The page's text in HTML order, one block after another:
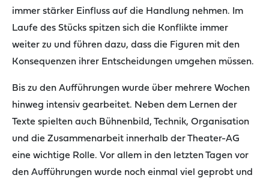
immer stärker Einfluss auf die Handlung nehmen. Im
Laufe des Stücks spitzen sich die Konflikte immer
weiter zu und führen dazu, dass die Figuren mit den
Konsequenzen ihrer Entscheidungen umgehen müssen.
Bis zu den Aufführungen wurde über mehrere Wochen
hinweg intensiv gearbeitet. Neben dem Lernen der
Texte spielten auch Bühnenbild, Technik, Organisation
und die Zusammenarbeit innerhalb der Theater-AG
eine wichtige Rolle. Vor allem in den letzten Tagen vor
den Aufführungen wurde noch einmal viel geprobt und